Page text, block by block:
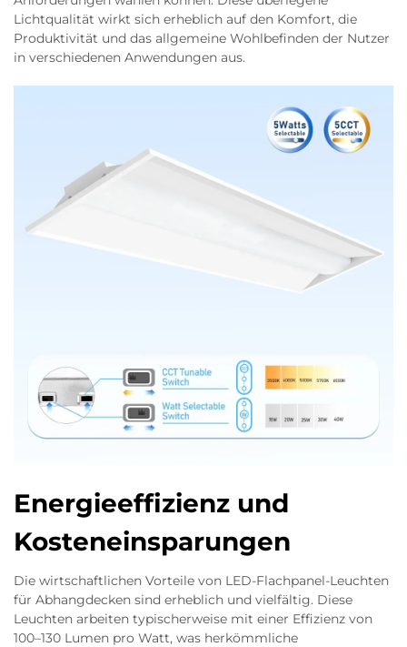
Lichtqualität wirkt sich erheblich auf den Komfort, die
Produktivität und das allgemeine Wohlbefinden der Nutzer
in verschiedenen Anwendungen aus.
Energieeffizienz und
Kosteneinsparungen
Die wirtschaftlichen Vorteile von LED-Flachpanel-Leuchten
für Abhangdecken sind erheblich und vielfältig. Diese
Leuchten arbeiten typischerweise mit einer Effizienz von
100–130 Lumen pro Watt, was herkömmliche